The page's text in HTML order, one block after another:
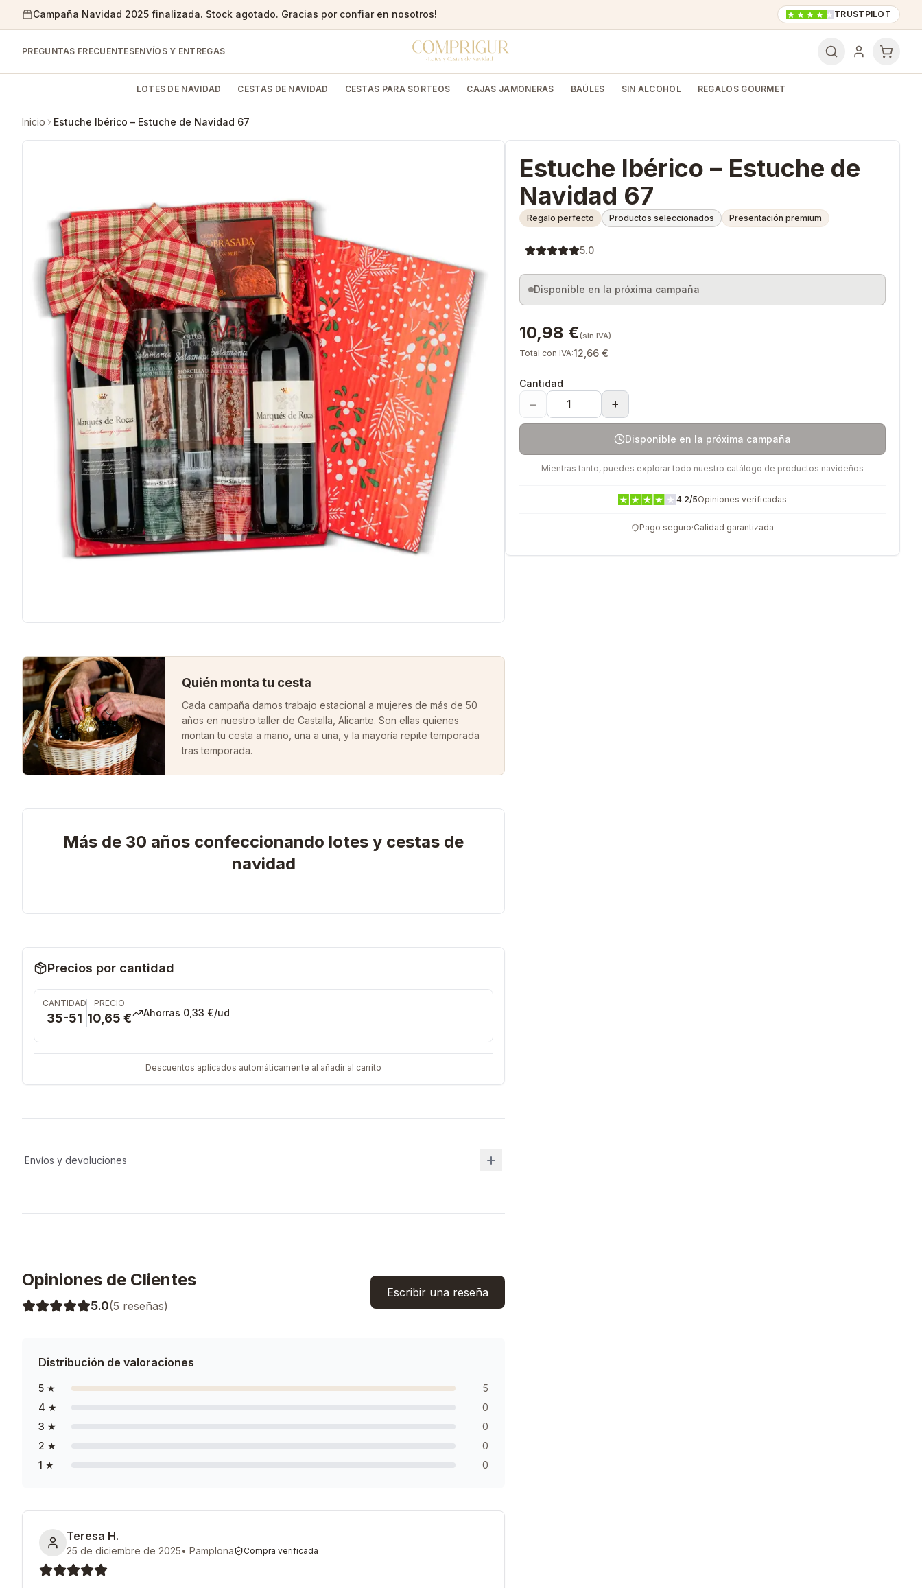
Campaña Navidad 2025 finalizada. Stock agotado. Gracias por confiar en nosotros! TRUSTPILOT
PREGUNTAS FRECUENTESENVÍOS Y ENTREGAS
LOTES DE NAVIDAD CESTAS DE NAVIDAD CESTAS PARA SORTEOS CAJAS JAMONERAS BAÚLES SIN ALCOHOL REGALOS GOURMET
Inicio Estuche Ibérico – Estuche de Navidad 67
Quién monta tu cesta
Cada campaña damos trabajo estacional a mujeres de más de 50
años en nuestro taller de Castalla, Alicante. Son ellas quienes
montan tu cesta a mano, una a una, y la mayoría repite temporada
tras temporada.
Más de 30 años confeccionando lotes y cestas de
navidad
Precios por cantidad
CANTIDAD
35-51
PRECIO
10,65 € Ahorras 0,33 €/ud
Descuentos aplicados automáticamente al añadir al carrito
Envíos y devoluciones
Opiniones de Clientes
5.0(5 reseñas)
Escribir una reseña
Distribución de valoraciones
5 ★
5
4 ★
0
3 ★
0
2 ★
0
1 ★ 0
Teresa H.
25 de diciembre de 2025• Pamplona Compra verificada
Estuche Ibérico – Estuche de
Navidad 67
Regalo perfecto Productos seleccionados Presentación premium
5.0
Disponible en la próxima campaña
10,98 €(sin IVA)
Total con IVA:12,66 €
Cantidad
− +
Disponible en la próxima campaña
Mientras tanto, puedes explorar todo nuestro catálogo de productos navideños
4.2/5Opiniones verificadas
Pago seguro·Calidad garantizada